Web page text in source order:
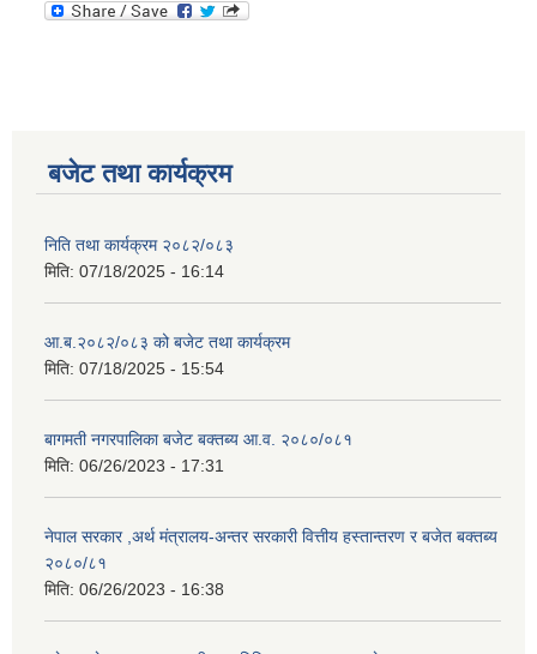
बजेट तथा कार्यक्रम
निति तथा कार्यक्रम २०८२/०८३
मिति: 07/18/2025 - 16:14
आ.ब.२०८२/०८३ को बजेट तथा कार्यक्रम
मिति: 07/18/2025 - 15:54
बागमती नगरपालिका बजेट बक्तब्य आ.व. २०८०/०८१
मिति: 06/26/2023 - 17:31
नेपाल सरकार ,अर्थ मंत्रालय-अन्तर सरकारी वित्तीय हस्तान्तरण र बजेत बक्तब्य
२०८०/८१
मिति: 06/26/2023 - 16:38